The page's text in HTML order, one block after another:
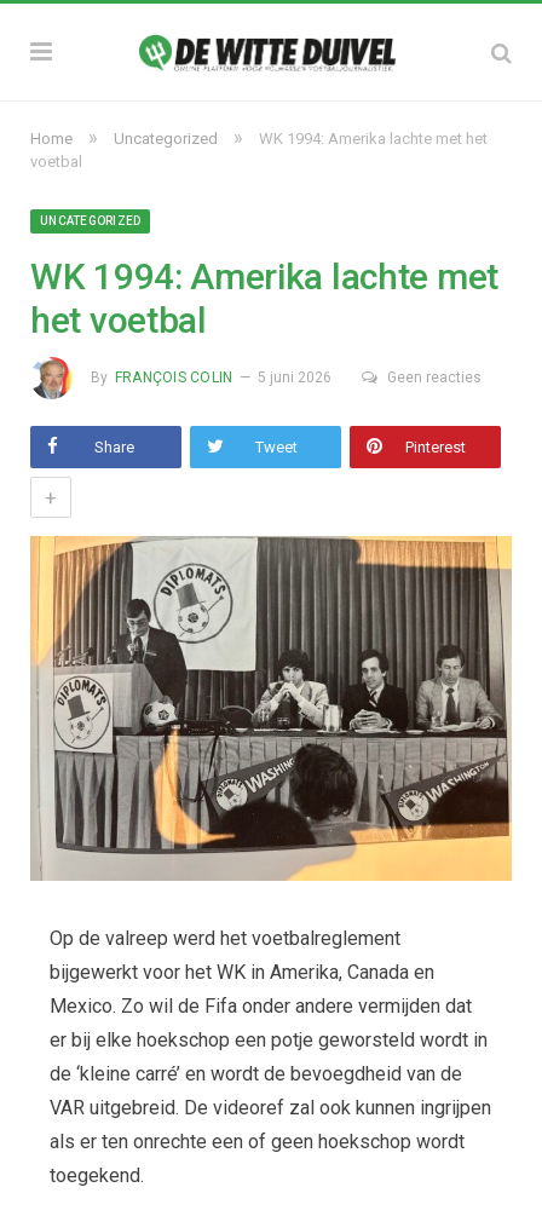
Home » Uncategorized »
WK 1994: Amerika lachte met het
voetbal
UNCATEGORIZED
WK 1994: Amerika lachte met
het voetbal
By FRANÇOIS COLIN 5 juni 2026 Geen reacties
Share Tweet Pinterest
+
Op de valreep werd het voetbalreglement
bijgewerkt voor het WK in Amerika, Canada en
Mexico. Zo wil de Fifa onder andere vermijden dat
er bij elke hoekschop een potje geworsteld wordt in
de ‘kleine carré’ en wordt de bevoegdheid van de
VAR uitgebreid. De videoref zal ook kunnen ingrijpen
als er ten onrechte een of geen hoekschop wordt
toegekend.